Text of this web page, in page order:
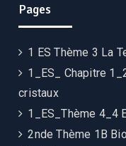
Pages
1 ES Thème 3 La
1_ES_ Chapitre
cristaux
1_ES_Thème 4_4
2nde Thème 1B